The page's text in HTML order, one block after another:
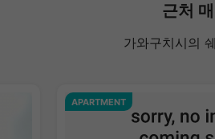
근처
가와구치시의
APARTMENT